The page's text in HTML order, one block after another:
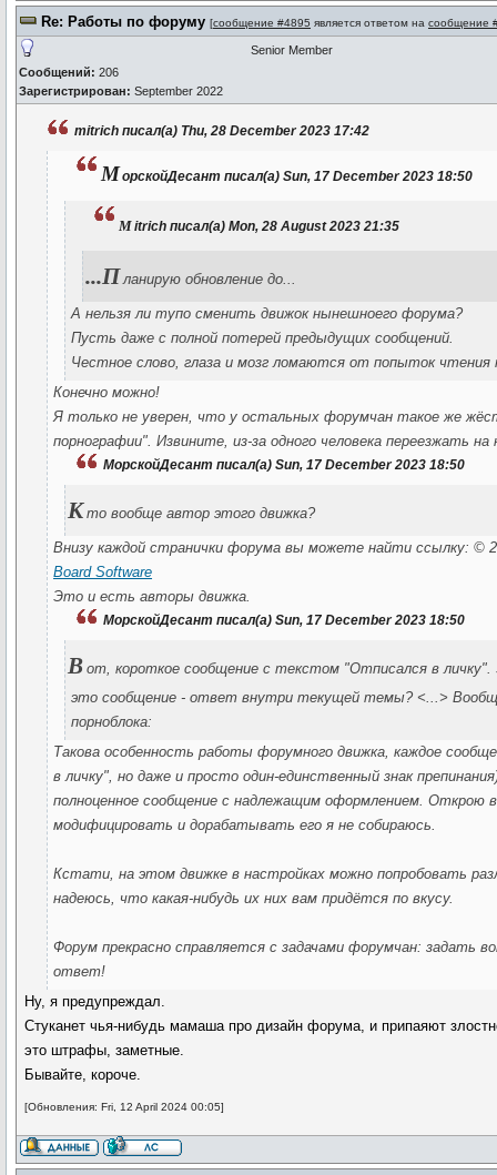
Re: Работы по форуму [сообщение #4895 является ответом на сообщение
Сообщений: 206
Зарегистрирован: September 2022
Senior Member
mitrich писал(а) Thu, 28 December 2023 17:42
МорскойДесант писал(а) Sun, 17 December 2023 18:50
mitrich писал(а) Mon, 28 August 2023 21:35
...Планирую обновление до...
А нельзя ли тупо сменить движок нынешноего форума?
Пусть даже с полной потерей предыдущих сообщений.
Честное слово, глаза и мозг ломаются от попыток чтения
Конечно можно!
Я только не уверен, что у остальных форумчан такое же
порнографии". Извините, из-за одного человека переезжать на
МорскойДесант писал(а) Sun, 17 December 2023 18:50
Кто вообще автор этого движка?
Внизу каждой странички форума вы можете найти ссылку: ©
Board Software
Это и есть авторы движка.
МорскойДесант писал(а) Sun, 17 December 2023 18:50
В от, короткое сообщение с текстом "Отписался в
это сообщение - ответ внутри текущей темы? <...>
порноблока:
Такова особенность работы форумного движка, каждое
в личку", но даже и просто один-единственный знак
полноценное сообщение с надлежащим оформлением. Открою
модифицировать и дорабатывать его я не собираюсь.
Кстати, на этом движке в настройках можно попробовать
надеюсь, что какая-нибудь их них вам придётся по вкусу.
Форум прекрасно справляется с задачами форумчан: задать
ответ!
Ну, я предупреждал.
Стуканет чья-нибудь мамаша про дизайн форума, и припаяют
это штрафы, заметные.
Бывайте, короче.
[Обновления: Fri, 12 April 2024 00:05]